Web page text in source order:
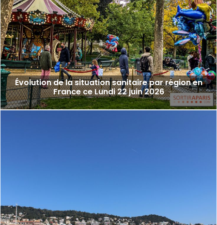
Évolution de la situation sanitaire par région en
France ce Lundi 22 juin 2026